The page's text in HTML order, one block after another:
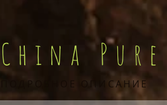
China
ПОДРОБНОЕ ОПИСАНИЕ